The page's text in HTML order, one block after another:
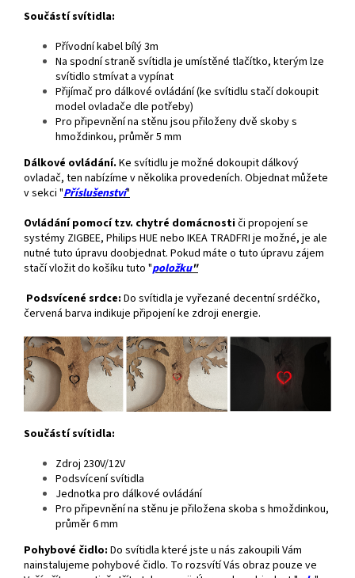
Součástí svítidla:
Přívodní kabel bílý 3m
Na spodní straně svítidla je umístěné tlačítko, kterým lze
svítidlo stmívat a vypínat
Přijímač pro dálkové ovládání (ke svítidlu stačí dokoupit
model ovladače dle potřeby)
Pro připevnění na stěnu jsou přiloženy dvě skoby s
hmoždinkou, průměr 5 mm
Dálkové ovládání. Ke svítidlu je možné dokoupit dálkový
ovladač, ten nabízíme v několika provedeních. Objednat můžete
v sekci "Příslušenství"
Ovládání pomocí tzv. chytré domácnostiči propojení se
systémy ZIGBEE, Philips HUE nebo IKEA TRADFRI je možné, je ale
nutné tuto úpravu doobjednat. Pokud máte o tuto úpravu zájem
stačí vložit do košíku tuto "položku"
Podsvícené srdce: Do svítidla je vyřezané decentní srdéčko,
červená barva indikuje připojení ke zdroji energie.
Součástí svítidla:
Zdroj 230V/12V
Podsvícení svítidla
Jednotka pro dálkové ovládání
Pro připevnění na stěnu je přiložena skoba s hmoždinkou,
průměr 6 mm
Pohybové čidlo: Do svítidla které jste u nás zakoupili Vám
nainstalujeme pohybové čidlo. To rozsvítí Vás obraz pouze ve